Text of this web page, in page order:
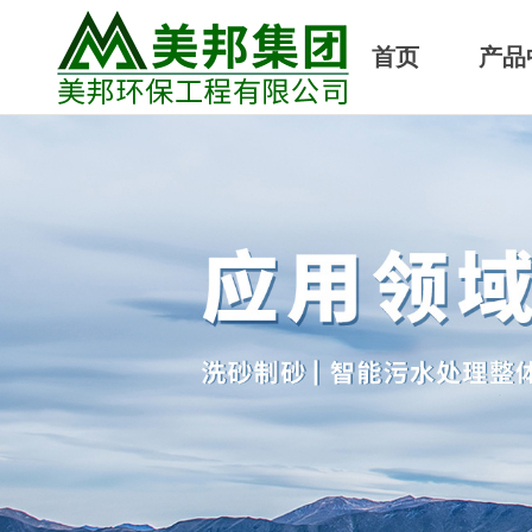
首页 产品